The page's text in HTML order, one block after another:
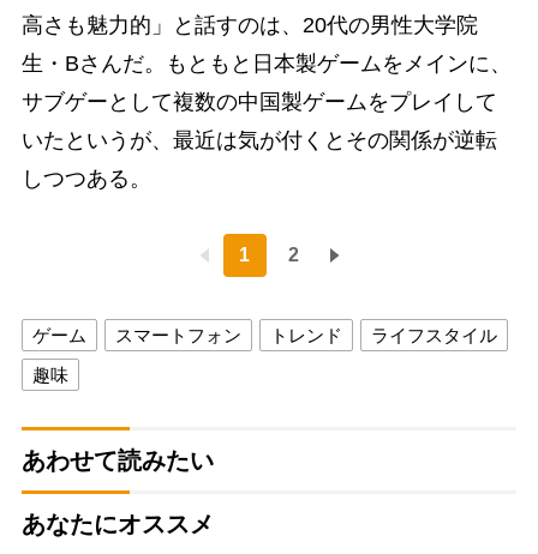
高さも魅力的」と話すのは、20代の男性大学院
生・Bさんだ。もともと日本製ゲームをメインに、
サブゲーとして複数の中国製ゲームをプレイして
いたというが、最近は気が付くとその関係が逆転
しつつある。
1 2
ゲーム スマートフォン トレンド
ライフスタイル
趣味
あわせて読みたい
あなたにオススメ